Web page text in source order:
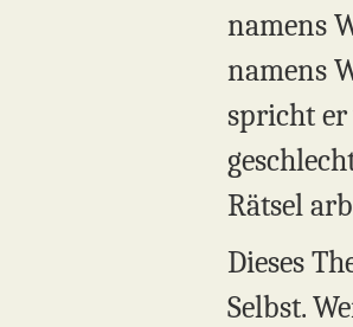
namens
namens
spricht er
Rätsel
Dieses
Selbst.